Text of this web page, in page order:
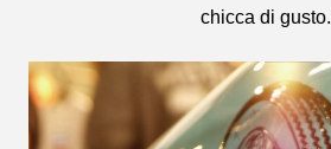
chicca di gusto.